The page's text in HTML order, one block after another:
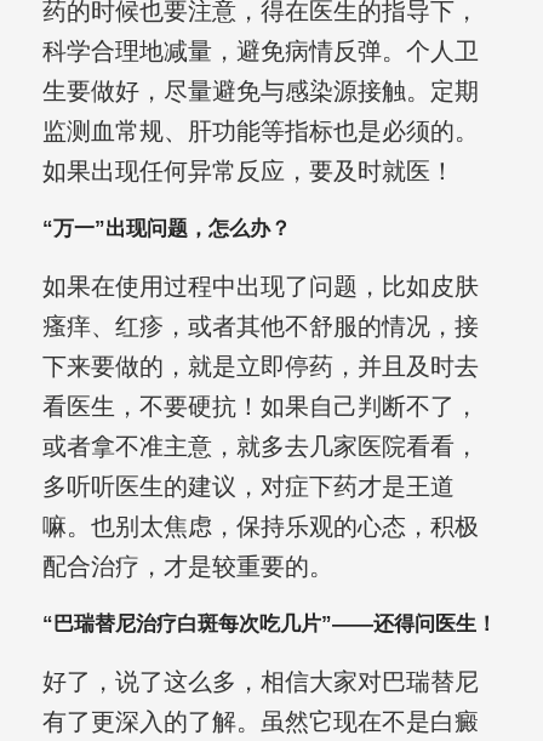
药的时候也要注意，得在医生的指导下，
科学合理地减量，避免病情反弹。个人卫
生要做好，尽量避免与感染源接触。定期
监测血常规、肝功能等指标也是必须的。
如果出现任何异常反应，要及时就医！
“万一”出现问题，怎么办？
如果在使用过程中出现了问题，比如皮肤
瘙痒、红疹，或者其他不舒服的情况，接
下来要做的，就是立即停药，并且及时去
看医生，不要硬抗！如果自己判断不了，
或者拿不准主意，就多去几家医院看看，
多听听医生的建议，对症下药才是王道
嘛。也别太焦虑，保持乐观的心态，积极
配合治疗，才是较重要的。
“巴瑞替尼治疗白斑每次吃几片”——还得问医生！
好了，说了这么多，相信大家对巴瑞替尼
有了更深入的了解。虽然它现在不是白癜